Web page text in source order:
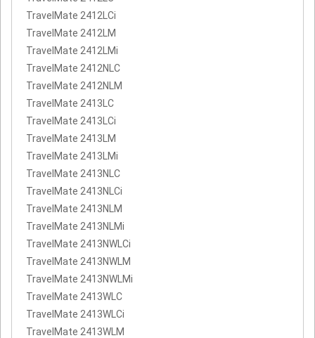
TravelMate 2412LCi
TravelMate 2412LM
TravelMate 2412LMi
TravelMate 2412NLC
TravelMate 2412NLM
TravelMate 2413LC
TravelMate 2413LCi
TravelMate 2413LM
TravelMate 2413LMi
TravelMate 2413NLC
TravelMate 2413NLCi
TravelMate 2413NLM
TravelMate 2413NLMi
TravelMate 2413NWLCi
TravelMate 2413NWLM
TravelMate 2413NWLMi
TravelMate 2413WLC
TravelMate 2413WLCi
TravelMate 2413WLM